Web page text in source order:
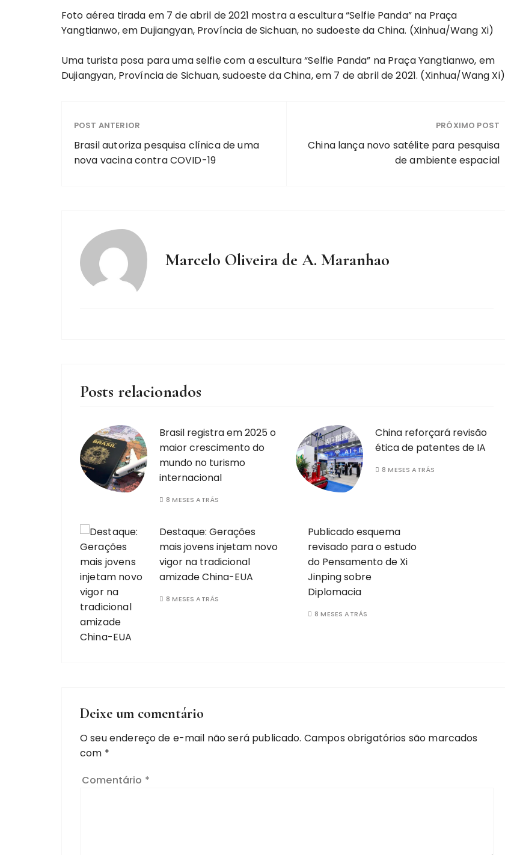
Foto aérea tirada em 7 de abril de 2021 mostra a escultura “Selfie Panda” na Praça
Yangtianwo, em Dujiangyan, Província de Sichuan, no sudoeste da China. (Xinhua/Wang Xi)
Uma turista posa para uma selfie com a escultura “Selfie Panda” na Praça Yangtianwo, em
Dujiangyan, Província de Sichuan, sudoeste da China, em 7 de abril de 2021. (Xinhua/Wang Xi)
POST ANTERIOR
Brasil autoriza pesquisa clínica de uma
nova vacina contra COVID-19
PRÓXIMO POST
China lança novo satélite para pesquisa
de ambiente espacial
Marcelo Oliveira de A. Maranhao
Posts relacionados
Brasil registra em 2025 o
maior crescimento do
mundo no turismo
internacional
8 MESES ATRÁS
China reforçará revisão
ética de patentes de IA
8 MESES ATRÁS
Destaque: Gerações
mais jovens injetam novo
vigor na tradicional
amizade China-EUA
8 MESES ATRÁS
Publicado esquema
revisado para o estudo
do Pensamento de Xi
Jinping sobre
Diplomacia
8 MESES ATRÁS
Deixe um comentário
O seu endereço de e-mail não será publicado. Campos obrigatórios são marcados
com *
Comentário *